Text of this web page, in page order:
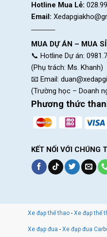
Hotline Mua Lẻ:
Email:
MUA DỰ ÁN – MUA
📞 Hotline Dự án:
(Phụ trách: Ms. Khanh)
📧 Email:
(Trường học – Doanh
Phương thức
KẾT NỐI VỚI CHÚNG
Xe đạp thể thao - Xe đạp thể
Xe đạp đua - Xe đạp đua